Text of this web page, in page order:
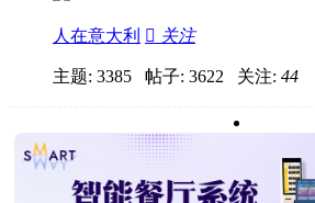
人在意大利  关注
主题: 3385 帖子: 3622 关注: 44